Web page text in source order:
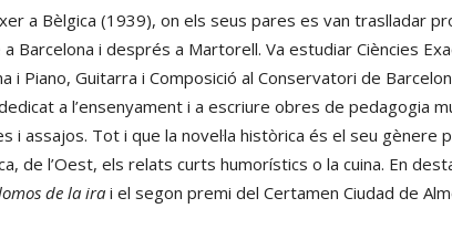
a Bèlgica (1939), on els seus pares es van traslladar
Barcelona i després a Martorell. Va estudiar Ciències
i Piano, Guitarra i Composició al Conservatori de
a l’ensenyament i a escriure obres de pedagogia
i assajos. Tot i que la novel·la històrica és el seu gènere
de l’Oest, els relats curts humorístics o la cuina. En
de la ira i el segon premi del Certamen Ciudad de